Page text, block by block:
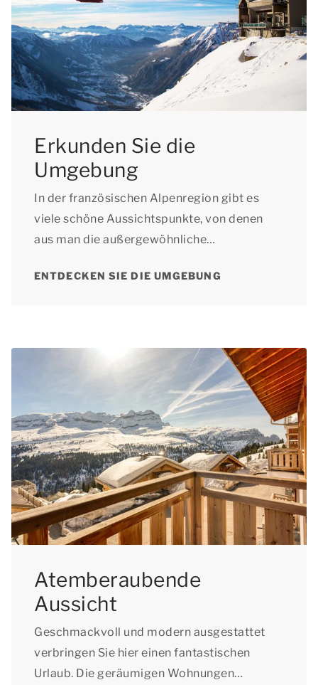
Erkunden Sie die
Umgebung
In der französischen Alpenregion gibt es
viele schöne Aussichtspunkte, von denen
aus man die außergewöhnliche
ENTDECKEN SIE DIE UMGEBUNG
Atemberaubende
Aussicht
Geschmackvoll und modern ausgestattet
verbringen Sie hier einen fantastischen
Urlaub. Die geräumigen Wohnungen